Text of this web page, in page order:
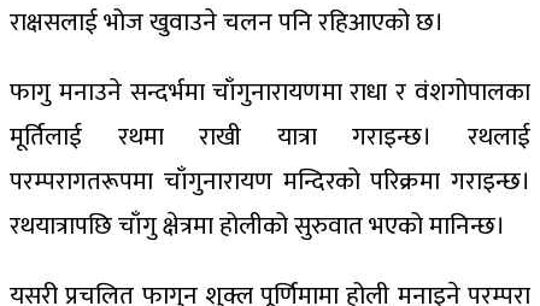
राक्षसलाई भोज खुवाउने चलन पनि रहिआएको छ।
फागु मनाउने सन्दर्भमा चाँगुनारायणमा राधा र वंशगोपालका
मूर्तिलाई रथमा राखी यात्रा गराइन्छ। रथलाई
परम्परागतरूपमा चाँगुनारायण मन्दिरको परिक्रमा गराइन्छ।
रथयात्रापछि चाँगु क्षेत्रमा होलीको सुरुवात भएको मानिन्छ।
यसरी प्रचलित फागुन शुक्ल पूर्णिमामा होली मनाइने परम्परा